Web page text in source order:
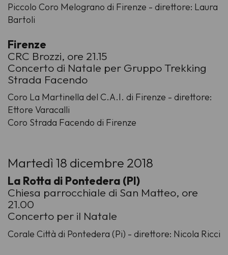
Piccolo Coro Melograno di Firenze - direttore: Laura
Bartoli
Firenze
CRC Brozzi, ore 21.15
Concerto di Natale per Gruppo Trekking
Strada Facendo
Coro La Martinella del C.A.I. di Firenze - direttore:
Ettore Varacalli
Coro Strada Facendo di Firenze
Martedì 18 dicembre 2018
La Rotta di Pontedera (PI)
Chiesa parrocchiale di San Matteo, ore
21.00
Concerto per il Natale
Corale Città di Pontedera (Pi) - direttore: Nicola Ricci